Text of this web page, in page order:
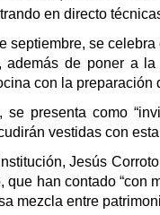
en directo
septiembre, se
además de poner a
con la preparación
se presenta como
vestidas con
Jesús
que han contado “con
mezcla entre